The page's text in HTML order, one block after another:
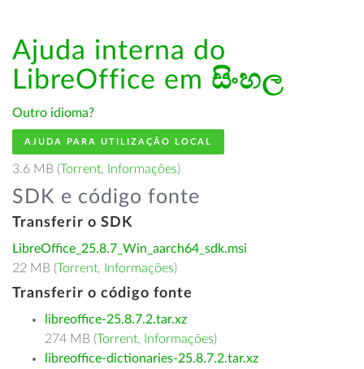
Ajuda interna do
LibreOffice em සිංහල
Outro idioma?
AJUDA PARA UTILIZAÇÃO LOCAL
3.6 MB (Torrent, Informações)
SDK e código fonte
Transferir o SDK
LibreOffice_25.8.7_Win_aarch64_sdk.msi
22 MB (Torrent, Informações)
Transferir o código fonte
libreoffice-25.8.7.2.tar.xz
274 MB (Torrent, Informações)
libreoffice-dictionaries-25.8.7.2.tar.xz